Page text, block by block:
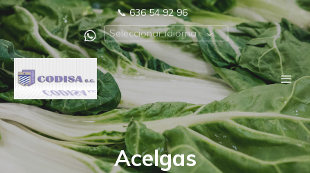
📞 636 54 92 96
Seleccionar idioma
Acelgas